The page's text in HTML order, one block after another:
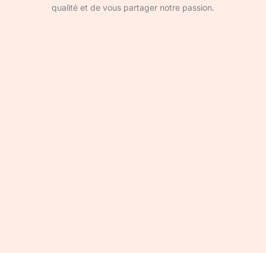
qualité et de vous partager notre passion.